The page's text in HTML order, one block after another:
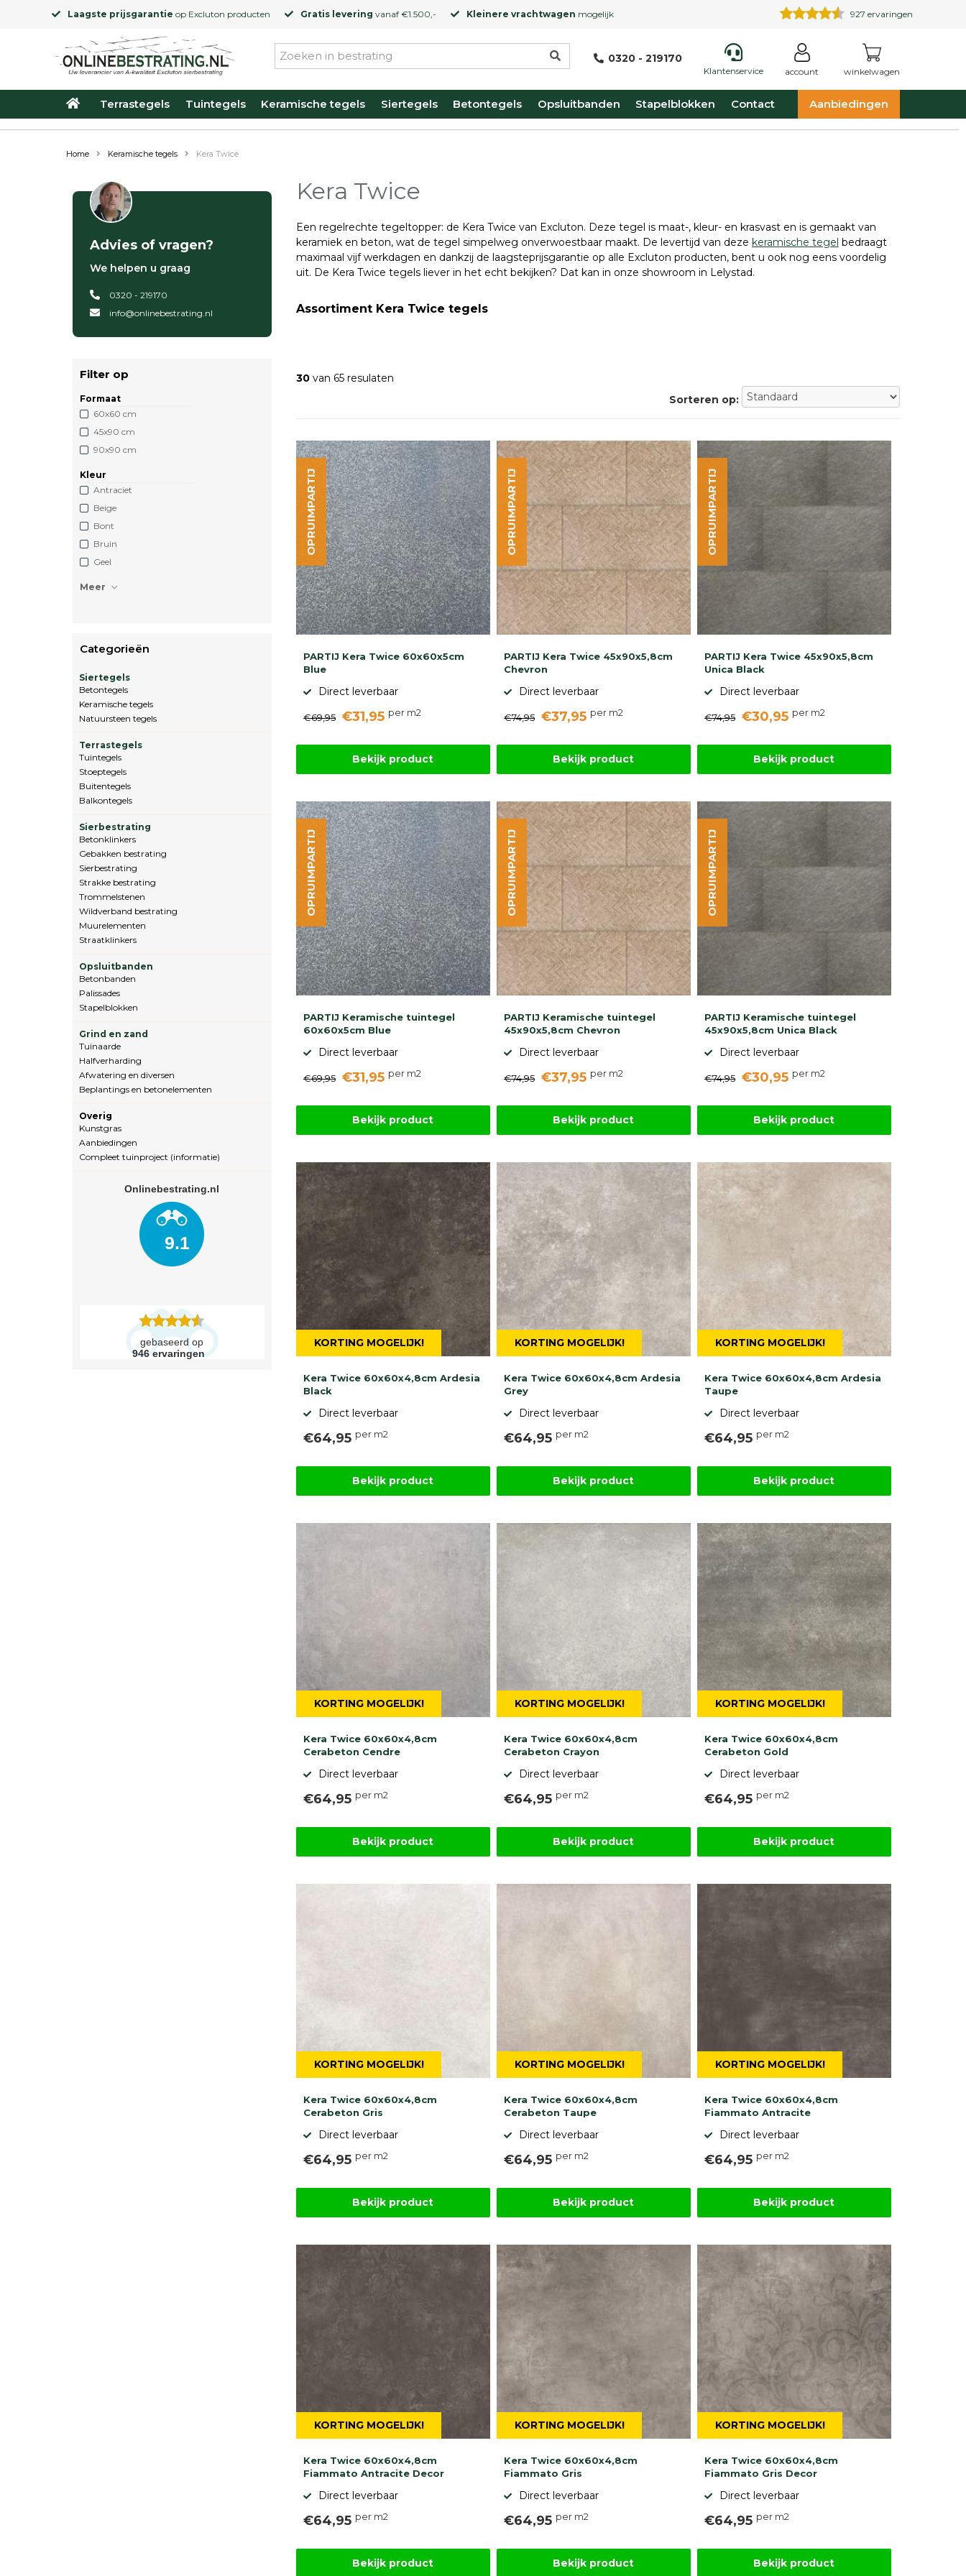
Laagste prijsgarantie op Excluton producten Gratis levering vanaf €1.500,- Kleinere vrachtwagen mogelijk 927 ervaringen
0320 - 219170
Klantenservice account winkelwagen
Terrastegels Tuintegels Keramische tegels Siertegels Betontegels Opsluitbanden Stapelblokken Contact Aanbiedingen
Home Keramische tegels Kera Twice
Advies of vragen?
We helpen u graag
0320 - 219170
info@onlinebestrating.nl
Filter op
Formaat
60x60 cm
45x90 cm
90x90 cm
Kleur
Antraciet
Beige
Bont
Bruin
Geel
Meer
Categorieën
Siertegels
Betontegels
Keramische tegels
Natuursteen tegels
Terrastegels
Tuintegels
Stoeptegels
Buitentegels
Balkontegels
Sierbestrating
Betonklinkers
Gebakken bestrating
Sierbestrating
Strakke bestrating
Trommelstenen
Wildverband bestrating
Muurelementen
Straatklinkers
Opsluitbanden
Betonbanden
Palissades
Stapelblokken
Grind en zand
Tuinaarde
Halfverharding
Afwatering en diversen
Beplantings en betonelementen
Overig
Kunstgras
Aanbiedingen
Compleet tuinproject (informatie)
Onlinebestrating.nl
9.1
gebaseerd op
946 ervaringen
Kera Twice
Een regelrechte tegeltopper: de Kera Twice van Excluton. Deze tegel is maat-, kleur- en krasvast en is gemaakt van
keramiek en beton, wat de tegel simpelweg onverwoestbaar maakt. De levertijd van deze keramische tegel bedraagt
maximaal vijf werkdagen en dankzij de laagsteprijsgarantie op alle Excluton producten, bent u ook nog eens voordelig
uit. De Kera Twice tegels liever in het echt bekijken? Dat kan in onze showroom in Lelystad.
Assortiment Kera Twice tegels
30van 65 resulaten
Sorteren op:
PARTIJ Kera Twice 60x60x5cm
Blue
Direct leverbaar
€69,95 €31,95 per m2
OPRUIMPARTIJ
Bekijk product
PARTIJ Kera Twice 45x90x5,8cm
Chevron
Direct leverbaar
€74,95 €37,95 per m2
OPRUIMPARTIJ
Bekijk product
PARTIJ Kera Twice 45x90x5,8cm
Unica Black
Direct leverbaar
€74,95 €30,95 per m2
OPRUIMPARTIJ
Bekijk product
PARTIJ Keramische tuintegel
60x60x5cm Blue
Direct leverbaar
€69,95 €31,95 per m2
OPRUIMPARTIJ
Bekijk product
PARTIJ Keramische tuintegel
45x90x5,8cm Chevron
Direct leverbaar
€74,95 €37,95 per m2
OPRUIMPARTIJ
Bekijk product
PARTIJ Keramische tuintegel
45x90x5,8cm Unica Black
Direct leverbaar
€74,95 €30,95 per m2
OPRUIMPARTIJ
Bekijk product
KORTING MOGELIJK!
Kera Twice 60x60x4,8cm Ardesia
Black
Direct leverbaar
€64,95 per m2
Bekijk product
KORTING MOGELIJK!
Kera Twice 60x60x4,8cm Ardesia
Grey
Direct leverbaar
€64,95 per m2
Bekijk product
KORTING MOGELIJK!
Kera Twice 60x60x4,8cm Ardesia
Taupe
Direct leverbaar
€64,95 per m2
Bekijk product
KORTING MOGELIJK!
Kera Twice 60x60x4,8cm
Cerabeton Cendre
Direct leverbaar
€64,95 per m2
Bekijk product
KORTING MOGELIJK!
Kera Twice 60x60x4,8cm
Cerabeton Crayon
Direct leverbaar
€64,95 per m2
Bekijk product
KORTING MOGELIJK!
Kera Twice 60x60x4,8cm
Cerabeton Gold
Direct leverbaar
€64,95 per m2
Bekijk product
KORTING MOGELIJK!
Kera Twice 60x60x4,8cm
Cerabeton Gris
Direct leverbaar
€64,95 per m2
Bekijk product
KORTING MOGELIJK!
Kera Twice 60x60x4,8cm
Cerabeton Taupe
Direct leverbaar
€64,95 per m2
Bekijk product
KORTING MOGELIJK!
Kera Twice 60x60x4,8cm
Fiammato Antracite
Direct leverbaar
€64,95 per m2
Bekijk product
KORTING MOGELIJK!
Kera Twice 60x60x4,8cm
Fiammato Antracite Decor
Direct leverbaar
€64,95 per m2
Bekijk product
KORTING MOGELIJK!
Kera Twice 60x60x4,8cm
Fiammato Gris
Direct leverbaar
€64,95 per m2
Bekijk product
KORTING MOGELIJK!
Kera Twice 60x60x4,8cm
Fiammato Gris Decor
Direct leverbaar
€64,95 per m2
Bekijk product